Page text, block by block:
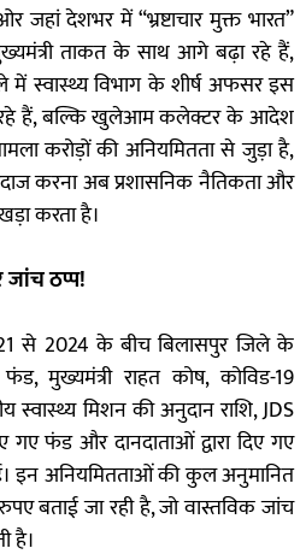
देशभर में “भ्रष्टाचार मुक्त भारत”
ताकत के साथ आगे बढ़ा रहे हैं,
में स्वास्थ्य विभाग के शीर्ष अफसर इस
रहे हैं, बल्कि खुलेआम कलेक्टर के आदेश
करोड़ों की अनियमितता से जुड़ा है,
करना अब प्रशासनिक नैतिकता और
करता है।
जांच ठप्प!
से 2024 के बीच बिलासपुर जिले के
मुख्यमंत्री राहत कोष, कोविड-19
स्वास्थ्य मिशन की अनुदान राशि, JDS
गए फंड और दानदाताओं द्वारा दिए गए
इन अनियमितताओं की कुल अनुमानित
बताई जा रही है, जो वास्तविक जांच
है।